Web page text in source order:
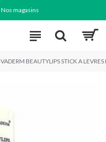
Nos magasins
BEAUTYLIPS STICK A